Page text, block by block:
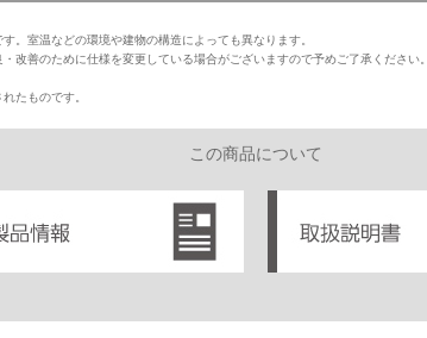
。室温などの環境や建物の構造によっても異なります。
改善のために仕様を変更している場合がございますので予めご了承ください。
たものです。
この商品について